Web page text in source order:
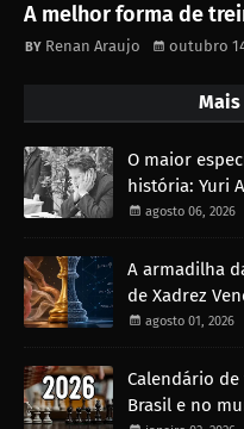
A melhor forma de
Renan Araujo outubro
O maior
história: Yuri
agosto 06, 2026
A armadilha
de Xadrez
agosto 01, 2026
Calendário
Brasil e no